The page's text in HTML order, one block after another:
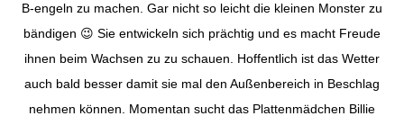
B-engeln zu machen. Gar nicht so leicht die kleinen Monster zu
bändigen 😉 Sie entwickeln sich prächtig und es macht Freude
ihnen beim Wachsen zu zu schauen. Hoffentlich ist das Wetter
auch bald besser damit sie mal den Außenbereich in Beschlag
nehmen können. Momentan sucht das Plattenmädchen Billie